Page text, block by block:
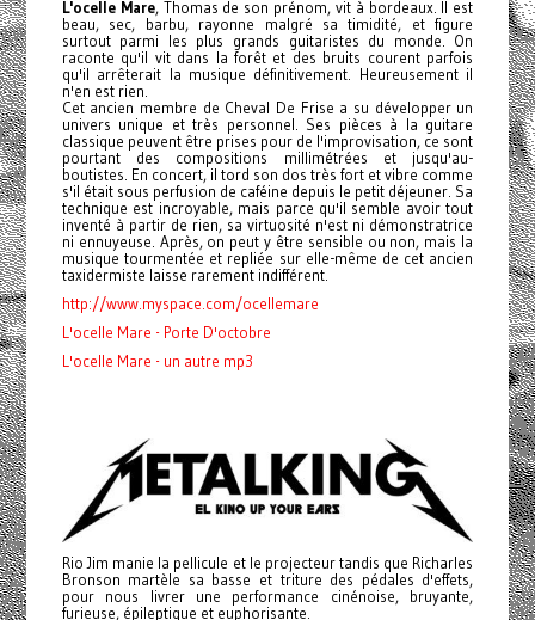
L'ocelle Mare, Thomas de son prénom, vit à bordeaux. Il est
beau, sec, barbu, rayonne malgré sa timidité, et figure
surtout parmi les plus grands guitaristes du monde. On
raconte qu'il vit dans la forêt et des bruits courent parfois
qu'il arrêterait la musique définitivement. Heureusement il
n'en est rien.
Cet ancien membre de Cheval De Frise a su développer un
univers unique et très personnel. Ses pièces à la guitare
classique peuvent être prises pour de l'improvisation, ce sont
pourtant des compositions millimétrées et jusqu'au-
boutistes. En concert, il tord son dos très fort et vibre comme
s'il était sous perfusion de caféine depuis le petit déjeuner. Sa
technique est incroyable, mais parce qu'il semble avoir tout
inventé à partir de rien, sa virtuosité n'est ni démonstratrice
ni ennuyeuse. Après, on peut y être sensible ou non, mais la
musique tourmentée et repliée sur elle-même de cet ancien
taxidermiste laisse rarement indifférent.
http://www.myspace.com/ocellemare
L'ocelle Mare - Porte D'octobre
L'ocelle Mare - un autre mp3
Rio Jim manie la pellicule et le projecteur tandis que Richarles
Bronson martèle sa basse et triture des pédales d'effets,
pour nous livrer une performance cinénoise, bruyante,
furieuse, épileptique et euphorisante.